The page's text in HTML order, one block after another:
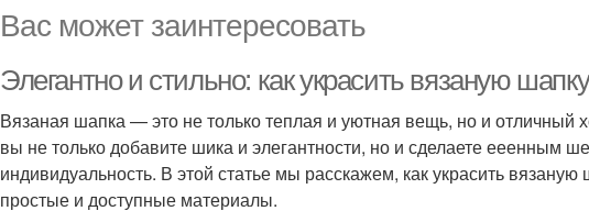
Вас может заинтересовать
Элегантно и стильно: как украсить вязаную
Вязаная шапка — это не только теплая и уютная вещь, но и отличный
вы не только добавите шика и элегантности, но и сделаете
индивидуальность. В этой статье мы расскажем, как украсить
простые и доступные материалы.